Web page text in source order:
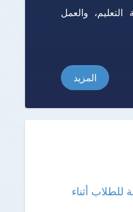
التعليم، والعمل
المزيد
للطلاب أثناء